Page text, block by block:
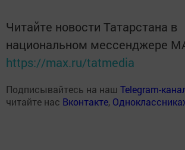
Читайте новости Татарстана в
национальном мессенджере
https://max.ru/tatmedia
Подписывайтесь на наш Telegram-
читайте нас Вконтакте,